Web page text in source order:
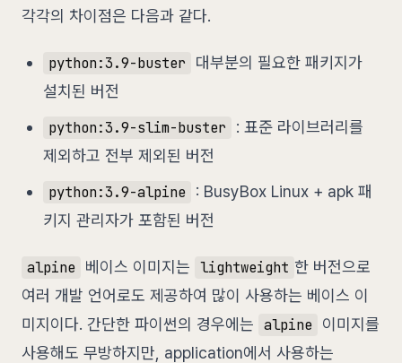
각각의 차이점은 다음과 같다.
python:3.9-buster
대부분의 필요한 패키지가
설치된 버전
python:3.9-slim-buster
: 표준 라이브러리를
제외하고 전부 제외된 버전
python:3.9-alpine : BusyBox Linux + apk 패
키지 관리자가 포함된 버전
alpine 베이스 이미지는 lightweight 한 버전으로
여러 개발 언어로도 제공하여 많이 사용하는 베이스 이
미지이다. 간단한 파이썬의 경우에는 alpine 이미지를
사용해도 무방하지만, application에서 사용하는